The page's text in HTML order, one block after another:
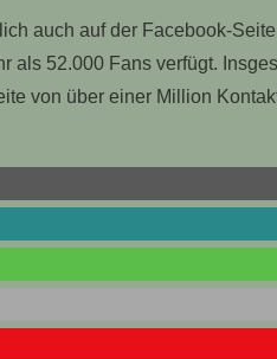
auch auf der Facebook-
als 52.000 Fans verfügt.
von über einer Million